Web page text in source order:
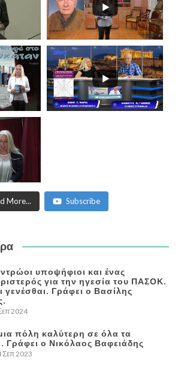
More... Subscribe
υποψήφιοι και ένας
για την ηγεσία του ΠΑΣΟΚ.
γενέσθαι. Γράφει ο Βασίλης
2024
πόλη καλύτερη σε όλα τα
Γράφει ο Νικόλαος Βαφειάδης
Σεπ 2023